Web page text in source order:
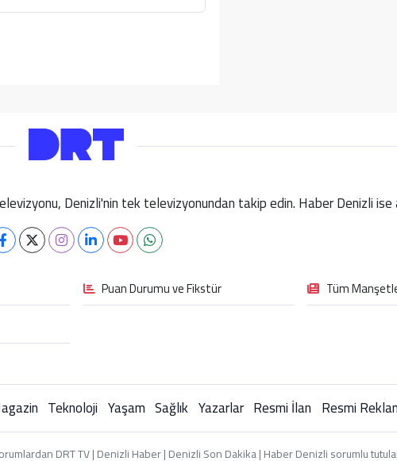
Denizli'nin tek televizyonundan takip edin. Haber Denizli
Puan Durumu ve Fikstür
Tüm
Teknoloji Yaşam Sağlık Yazarlar Resmi İlan Resmi
DRT TV | Denizli Haber | Denizli Son Dakika | Haber Denizli sorumlu